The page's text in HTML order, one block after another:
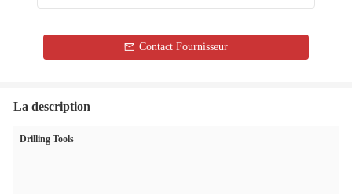
Contact Fournisseur
La description
Drilling Tools